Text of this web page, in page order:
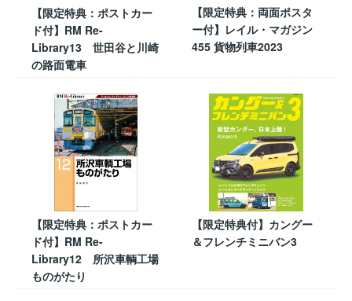
【限定特典：ポストカー
ド付】RM Re-
Library13 世田谷と川崎
の路面電車
【限定特典：両面ポスタ
ー付】レイル・マガジン
455 貨物列車2023
【限定特典：ポストカー
ド付】RM Re-
Library12 所沢車輌工場
ものがたり
【限定特典付】カングー
＆フレンチミニバン3